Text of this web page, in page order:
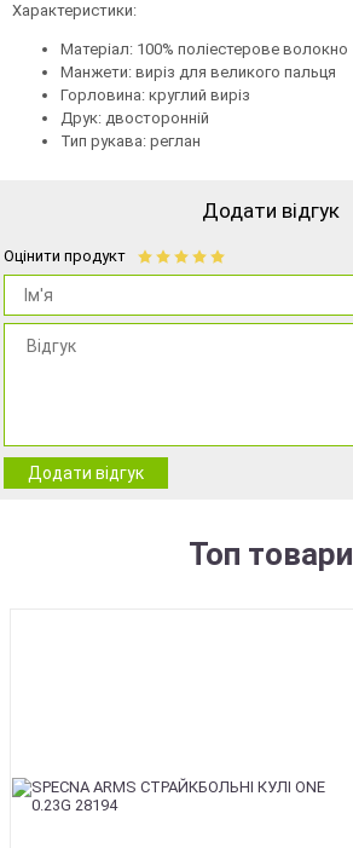
Характеристики:
Матеріал: 100% поліестерове волокно
Манжети: виріз для великого пальця
Горловина: круглий виріз
Друк: двосторонній
Тип рукава: реглан
Додати відгук
Оцінити продукт
Додати відгук
Топ товари